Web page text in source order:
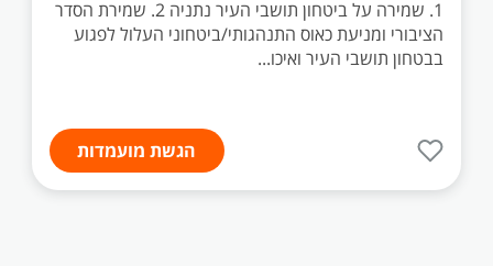
1. שמירה על ביטחון תושבי העיר נתניה 2. שמירת הסדר
הציבורי ומניעת כאוס התנהגותי/ביטחוני העלול לפגוע
בבטחון תושבי העיר ואיכו...
הגשת מועמדות